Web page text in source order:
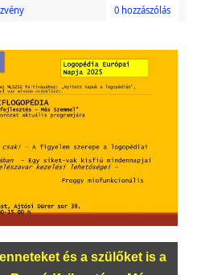
0 hozzászólás
és a szülőket is a